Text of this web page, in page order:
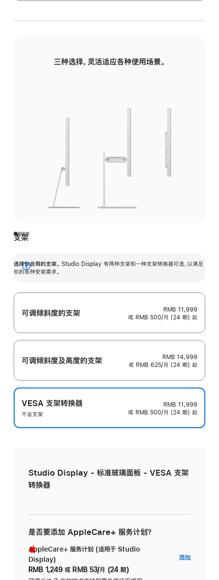
三种选择，灵活适应各种使用场景。
支架
选择你合用的支架。 Studio Display 有两种支架和一种支架转换器可选，以满足
你的各种安装需求。
展
可调倾斜度的支架
RMB 11,999
或 RMB 500/月 (24 期) 起
可调倾斜度及高‍度的支‍架
RMB 14,999
或 RMB 625/月 (24 期) 起
VESA 支架转换器
不含支架
RMB 11,999
或 RMB 500/月 (24 期) 起
Studio Display - 标准玻璃面板 - VESA 支架
转换器
是否要添加 AppleCare+ 服务计划？
AppleCare+ 服务计划 (适用于 Studio
Display)
RMB 1,249 或 RMB 53/月 (24 期)
添加